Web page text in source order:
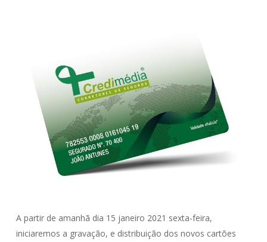
A partir de amanhã dia 15 janeiro 2021 sexta-feira,
iniciaremos a gravação, e distribuição dos novos cartões